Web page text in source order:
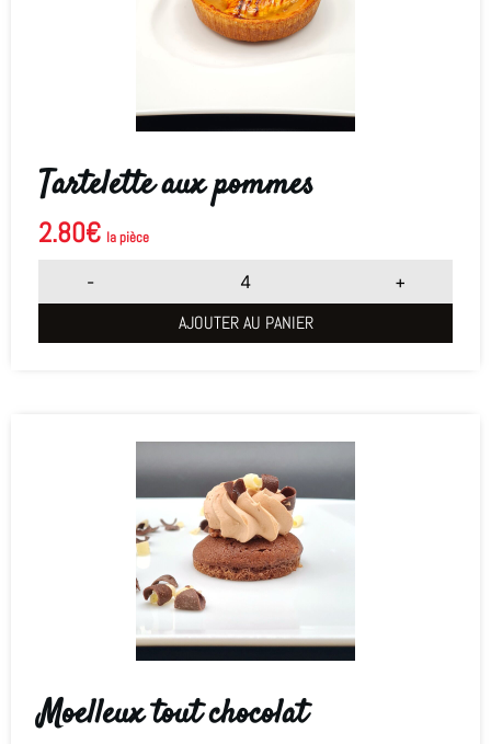
Tartelette aux pommes
2.80€ la pièce
- +
AJOUTER AU PANIER
Moelleux tout chocolat